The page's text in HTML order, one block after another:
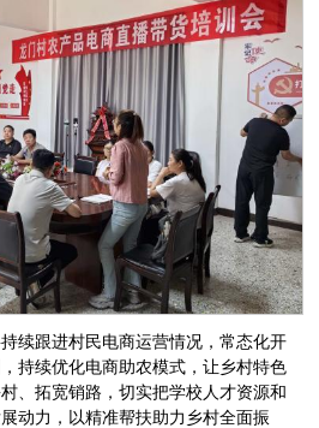
续跟进村民电商运营情况，常态化开
持续优化电商助农模式，让乡村特色
、拓宽销路，切实把学校人才资源和
动力，以精准帮扶助力乡村全面振